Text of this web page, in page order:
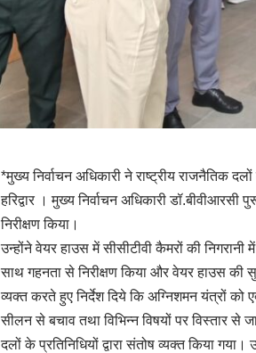
*मुख्य निर्वाचन अधिकारी ने राष्ट्रीय राजनैतिक
हरिद्वार । मुख्य निर्वाचन अधिकारी
निरीक्षण किया।
उन्होंने वेयर हाउस में सीसीटीवी कैमरों की
साथ गहनता से निरीक्षण किया और वेयर हाउस की
व्यक्त करते हुए निर्देश दिये कि अग्निशमन यंत्रों को
सीलन से बचाव तथा विभिन्न विषयों पर विस्तार से
दलों के प्रतिनिधियों द्वारा संतोष व्यक्त किया